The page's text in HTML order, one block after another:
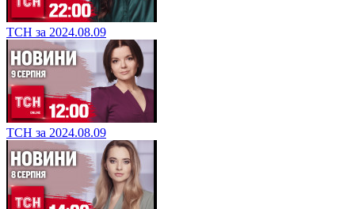
ТСН за 2024.08.09
ТСН за 2024.08.09